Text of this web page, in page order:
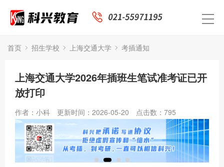
首页 招生学校 上海交通大学 考插通知
上海交通大学2026年插班生笔试准考证已开
放打印
作者：小科 更新时间：2026-05-20 点击数： 795